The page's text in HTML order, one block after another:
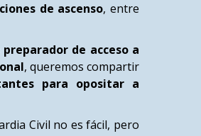
de ascenso, entre
de acceso a
, queremos compartir
para opositar a
Civil no es fácil, pero